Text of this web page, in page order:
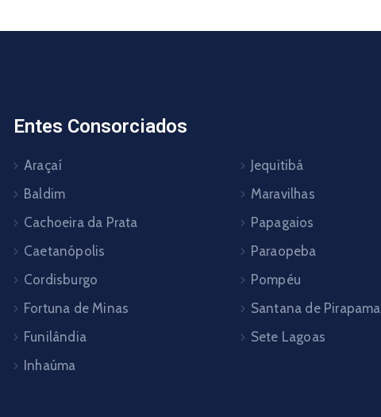
Entes Consorciados
Araçaí
Baldim
Cachoeira da Prata
Caetanópolis
Cordisburgo
Fortuna de Minas
Funilândia
Inhaúma
Jequitibá
Maravilhas
Papagaios
Paraopeba
Pompéu
Santana de Pirapama
Sete Lagoas